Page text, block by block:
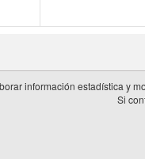
información estadística y
Si